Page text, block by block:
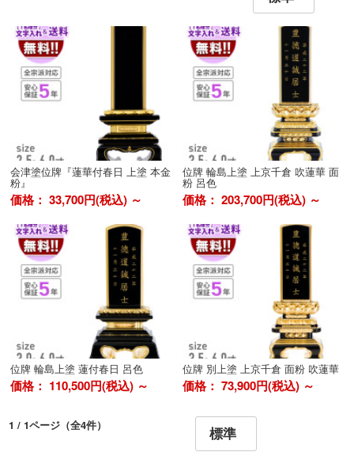
会津塗位牌『蓮華付春日 上塗 本金
粉』
価格： 33,700円(税込) ～
位牌 輪島上塗 上京千倉 吹蓮華 面
粉 呂色
価格： 203,700円(税込) ～
位牌 輪島上塗 蓮付春日 呂色
価格： 110,500円(税込) ～
位牌 別上塗 上京千倉 面粉 吹蓮華
価格： 73,900円(税込) ～
1 / 1ページ （全4件）